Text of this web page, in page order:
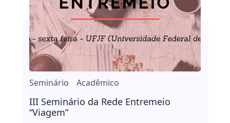
Seminário Acadêmico
III Seminário da Rede Entremeio
“Viagem”